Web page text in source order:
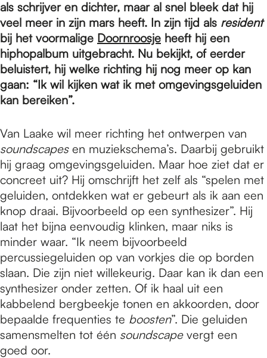
e
p
a
g
e
als schrijver en dichter, maar al snel bleek dat hij
veel meer in zijn mars heeft. In zijn tijd als resident
bij het voormalige Doornroosje heeft hij een
hiphopalbum uitgebracht. Nu bekijkt, of eerder
beluistert, hij welke richting hij nog meer op kan
gaan: “Ik wil kijken wat ik met omgevingsgeluiden
kan bereiken”.
Van Laake wil meer richting het ontwerpen van
soundscapesen muziekschema’s. Daarbij gebruikt
hij graag omgevingsgeluiden. Maar hoe ziet dat er
concreet uit? Hij omschrijft het zelf als “spelen met
geluiden, ontdekken wat er gebeurt als ik aan een
knop draai. Bijvoorbeeld op een synthesizer”. Hij
laat het bijna eenvoudig klinken, maar niks is
minder waar. “Ik neem bijvoorbeeld
percussiegeluiden op van vorkjes die op borden
slaan. Die zijn niet willekeurig. Daar kan ik dan een
synthesizer onder zetten. Of ik haal uit een
kabbelend bergbeekje tonen en akkoorden, door
bepaalde frequenties te boosten”. Die geluiden
samensmelten tot één soundscapevergt een
goed oor.